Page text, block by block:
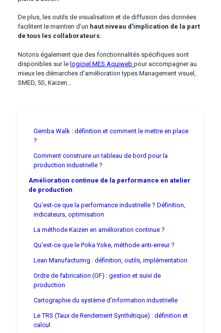
De plus, les outils de visualisation et de diffusion des données
facilitent le maintien d’un haut niveau d’implication de la part
de tous les collaborateurs.
Notons également que des fonctionnalités spécifiques sont
disponibles sur le logiciel MES Aquiweb pour accompagner au
mieux les démarches d’amélioration types Management visuel,
SMED, 5S, Kaizen…
Gemba Walk : définition et comment le mettre en place
?
Comment construire un tableau de bord pour la
production industrielle ?
Amélioration continue de la performance en atelier
de production
Qu’est-ce que la performance industrielle ? Définition,
indicateurs, optimisation
La méthode Kaizen en amélioration continue ?
Qu’est-ce que le Poka Yoke, méthode anti-erreur ?
Lean Manufacturing : définition, outils, implémentation
Ordre de fabrication (OF) : gestion et suivi de
production
Cartographie du système d’information industrielle
Le TRS (Taux de Rendement Synthétique) : définition et
calcul